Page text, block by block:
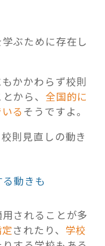
ぶために存在し
かかわらず校則
から、 全国的に
るそうですよ。
則見直しの動き
動きも
されることが多
されたり、 学校